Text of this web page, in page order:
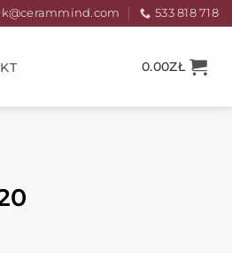
533 818 718
0.00ZŁ